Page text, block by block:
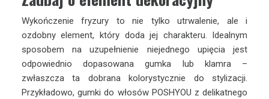
Wykończenie fryzury to nie tylko utrwalenie, ale i
ozdobny element, który doda jej charakteru. Idealnym
sposobem na uzupełnienie niejednego upięcia jest
odpowiednio dopasowana gumka lub klamra –
zwłaszcza ta dobrana kolorystycznie do stylizacji.
Przykładowo, gumki do włosów POSHYOU z delikatnego